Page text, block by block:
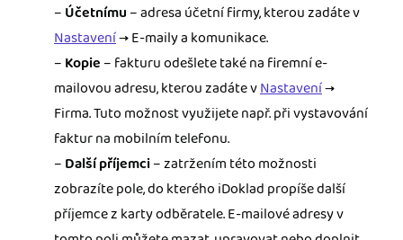
– Účetnímu – adresa účetní firmy, kterou zadáte v
Nastavení→ E-maily a komunikace.
– Kopie – fakturu odešlete také na firemní e-
mailovou adresu, kterou zadáte vNastavení→
Firma. Tuto možnost využijete např. při vystavování
faktur na mobilním telefonu.
– Další příjemci– zatržením této možnosti
zobrazíte pole, do kterého iDoklad propíše další
příjemce z karty odběratele. E-mailové adresy v